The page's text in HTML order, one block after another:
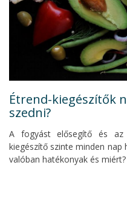
Étrend-kiegészítők
szedni?
A fogyást elősegítő és az
kiegészítő szinte minden nap
valóban hatékonyak és miért?